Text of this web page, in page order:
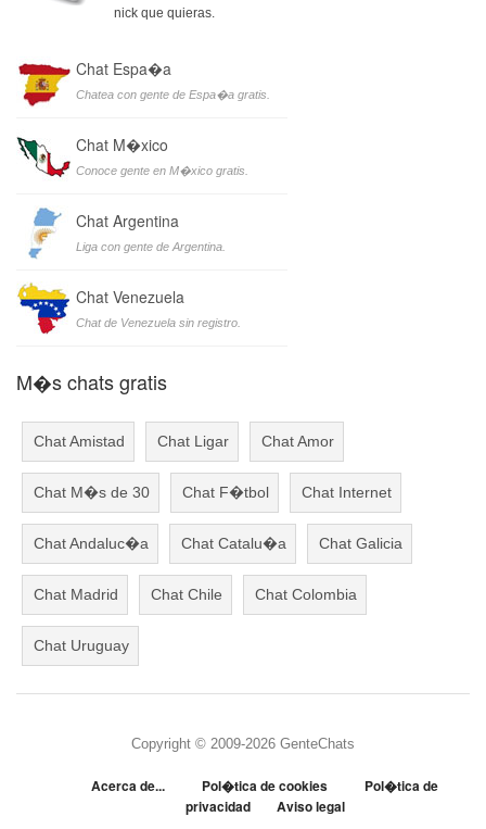
nick que quieras.
Chat Espa�a
Chatea con gente de Espa�a gratis.
Chat M�xico
Conoce gente en M�xico gratis.
Chat Argentina
Liga con gente de Argentina.
Chat Venezuela
Chat de Venezuela sin registro.
M�s chats gratis
Chat Amistad Chat Ligar Chat Amor
Chat M�s de 30 Chat F�tbol Chat Internet
Chat Andaluc�a Chat Catalu�a Chat Galicia
Chat Madrid Chat Chile Chat Colombia
Chat Uruguay
Copyright © 2009-2026 GenteChats
Acerca de... Pol�tica de cookies
Pol�tica de
privacidad
Aviso legal